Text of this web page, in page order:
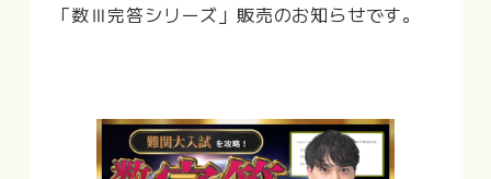
「数Ⅲ完答シリーズ」販売のお知らせです。